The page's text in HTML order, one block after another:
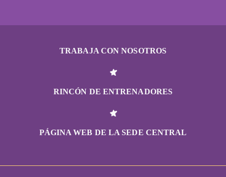
TRABAJA CON NOSOTROS
RINCÓN DE ENTRENADORES
PÁGINA WEB DE LA SEDE CENTRAL